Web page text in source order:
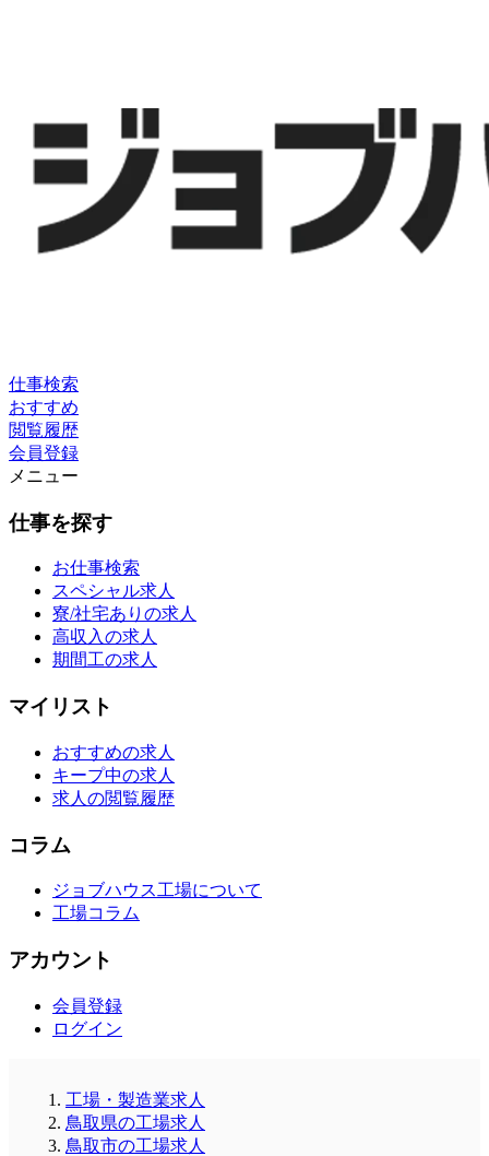
仕事検索
おすすめ
閲覧履歴
会員登録
メニュー
仕事を探す
お仕事検索
スペシャル求人
寮/社宅ありの求人
高収入の求人
期間工の求人
マイリスト
おすすめの求人
キープ中の求人
求人の閲覧履歴
コラム
ジョブハウス工場について
工場コラム
アカウント
会員登録
ログイン
工場・製造業求人
鳥取県の工場求人
鳥取市の工場求人